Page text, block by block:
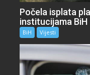
Počela isplata
institucijama BiH
BiH Vijesti